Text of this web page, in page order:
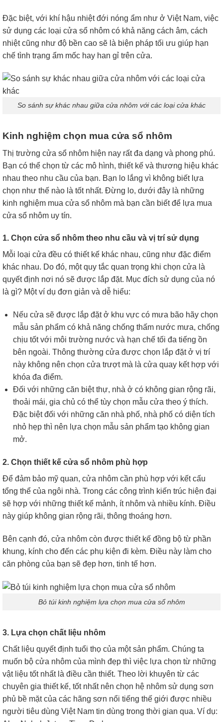
Đặc biệt, với khí hậu nhiệt đới nóng ẩm như ở Việt Nam, việc
sử dụng các loại cửa sổ nhôm có khả năng cách âm, cách
nhiệt cũng như độ bền cao sẽ là biện pháp tối ưu giúp hạn
chế tình trạng ẩm mốc hay han gỉ trên cửa.
So sánh sự khác nhau giữa cửa nhôm với các loại cửa khác
Kinh nghiệm chọn mua cửa sổ nhôm
Thị trường cửa sổ nhôm hiện nay rất đa dạng và phong phú.
Bạn có thể chọn từ các mô hình, thiết kế và thương hiệu khác
nhau theo nhu cầu của bạn. Bạn lo lắng vì không biết lựa
chọn như thế nào là tốt nhất. Đừng lo, dưới đây là những
kinh nghiệm mua cửa sổ nhôm mà bạn cần biết để lựa mua
cửa sổ nhôm uy tín.
1. Chọn cửa sổ nhôm theo nhu cầu và vị trí sử dụng
Mỗi loại cửa đều có thiết kế khác nhau, cũng như đặc điểm
khác nhau. Do đó, một quy tắc quan trọng khi chọn cửa là
quyết định nơi nó sẽ được lắp đặt. Mục đích sử dụng của nó
là gì? Một ví dụ đơn giản và dễ hiểu:
Nếu cửa sẽ được lắp đặt ở khu vực có mưa bão hãy chọn
mẫu sản phẩm có khả năng chống thấm nước mưa, chống
chịu tốt với môi trường nước và hạn chế tối đa tiếng ồn
bên ngoài. Thông thường cửa được chọn lắp đặt ở vị trí
này không nên chọn cửa trượt mà là cửa quay kết hợp với
khóa đa điểm.
Đối với những căn biệt thự, nhà ở có không gian rộng rãi,
thoải mái, gia chủ có thể tùy chọn mẫu cửa theo ý thích.
Đặc biệt đối với những căn nhà phố, nhà phố có diện tích
nhỏ hẹp thì nên lựa chọn mẫu sản phẩm tạo không gian
mở.
2. Chọn thiết kế cửa sổ nhôm phù hợp
Để đảm bảo mỹ quan, cửa nhôm cần phù hợp với kết cấu
tổng thể của ngôi nhà. Trong các công trình kiến ​​trúc hiện đại
sẽ hợp với những thiết kế mảnh, ít nhôm và nhiều kính. Điều
này giúp không gian rộng rãi, thông thoáng hơn.
Bên cạnh đó, cửa nhôm còn được thiết kế đồng bộ từ phần
khung, kính cho đến các phụ kiện đi kèm. Điều này làm cho
căn phòng của bạn sẽ đẹp hơn, tinh tế hơn.
Bỏ túi kinh nghiệm lựa chọn mua cửa sổ nhôm
3. Lựa chọn chất liệu nhôm
Chất liệu quyết định tuổi thọ của một sản phẩm. Chúng ta
muốn bộ cửa nhôm của mình đẹp thì việc lựa chọn từ những
vật liệu tốt nhất là điều cần thiết. Theo lời khuyên từ các
chuyên gia thiết kế, tốt nhất nên chọn hệ nhôm sử dụng sơn
phủ bề mặt của các hãng sơn nổi tiếng thế giới được nhiều
người tiêu dùng Việt Nam tin dùng trong thời gian qua. Ví dụ: